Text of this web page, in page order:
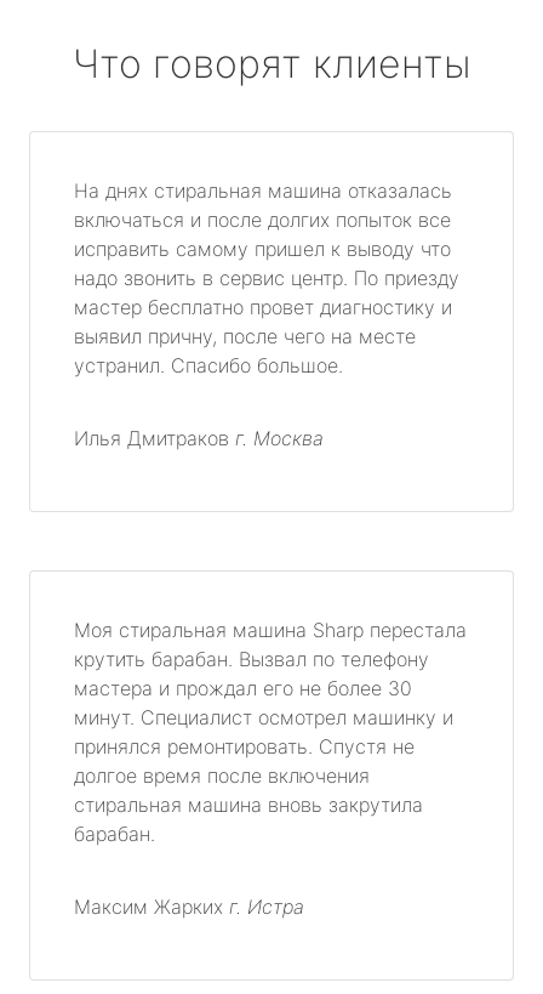
Что говорят клиенты
На днях стиральная машина отказалась
включаться и после долгих попыток все
исправить самому пришел к выводу что
надо звонить в сервис центр. По приезду
мастер бесплатно провет диагностику и
выявил причну, после чего на месте
устранил. Спасибо большое.
Илья Дмитраков г. Москва
Моя стиральная машина Sharp перестала
крутить барабан. Вызвал по телефону
мастера и прождал его не более 30
минут. Специалист осмотрел машинку и
принялся ремонтировать. Спустя не
долгое время после включения
стиральная машина вновь закрутила
барабан.
Максим Жарких г. Истра